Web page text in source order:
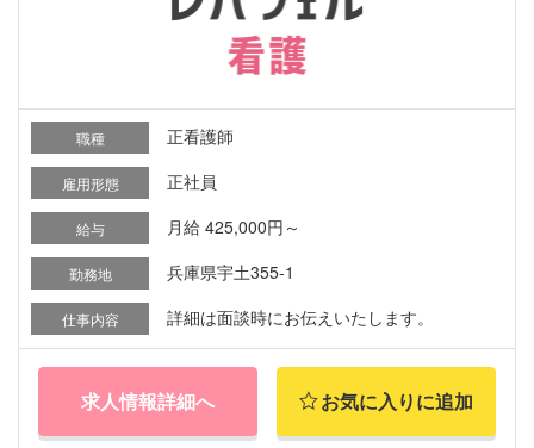
職種 正看護師
雇用形態 正社員
給与 月給 425,000円～
勤務地 兵庫県宇土355-1
仕事内容 詳細は面談時にお伝えいたします。
求人情報詳細へ お気に入りに追加